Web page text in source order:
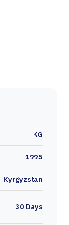
KG
1995
Kyrgyzstan
30 Days